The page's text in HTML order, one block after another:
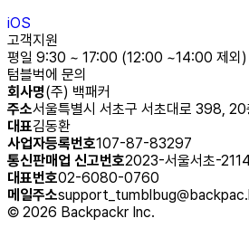
iOS
고객지원
평일 9:30 ~ 17:00 (12:00 ~14:00 제외)
텀블벅에 문의
회사명(주) 백패커
주소서울특별시 서초구 서초대로 398,
대표김동환
사업자등록번호107-87-83297
통신판매업 신고번호2023-서울서초-
대표번호02-6080-0760
메일주소
© 2026 Backpackr Inc.